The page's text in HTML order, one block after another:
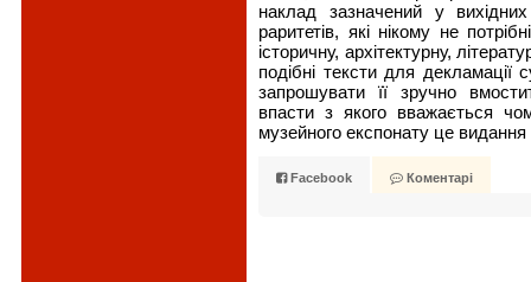
наклад зазначений у
раритетів, які нікому не
історичну, архітектурну,
подібні тексти для
запрошувати її зручно
впасти з якого вважається
музейного експонату це
Facebook Коментарі